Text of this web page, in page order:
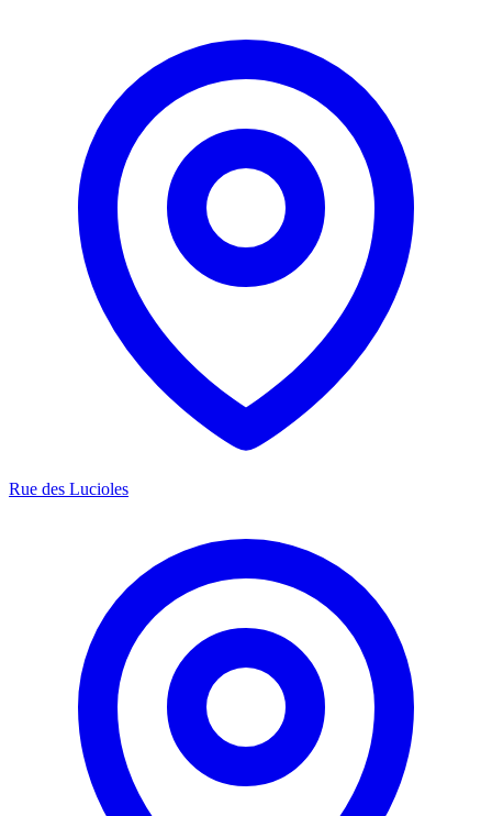
Rue des Lucioles